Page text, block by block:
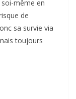
même en
de
sa survie via
toujours